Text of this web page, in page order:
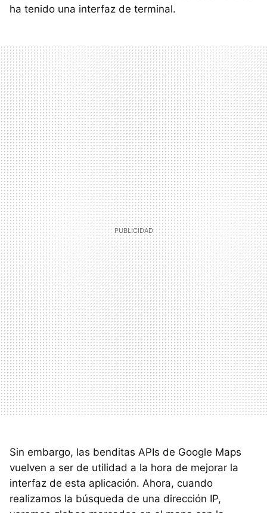
ha tenido una interfaz de terminal.
Sin embargo, las benditas APIs de Google Maps
vuelven a ser de utilidad a la hora de mejorar la
interfaz de esta aplicación. Ahora, cuando
realizamos la búsqueda de una dirección IP,